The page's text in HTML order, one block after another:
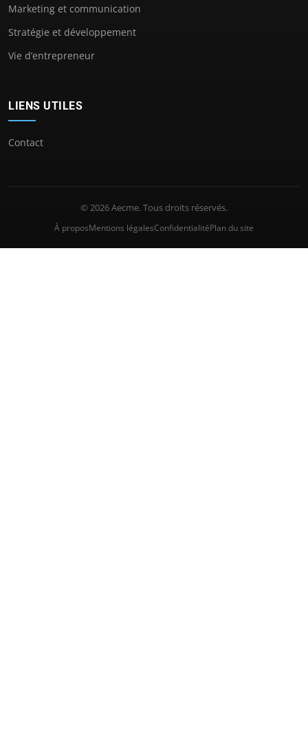
Marketing et communication
Stratégie et développement
Vie d’entrepreneur
LIENS UTILES
Contact
© 2026 Aecme. Tous droits réservés.
À proposMentions légalesConfidentialitéPlan du site